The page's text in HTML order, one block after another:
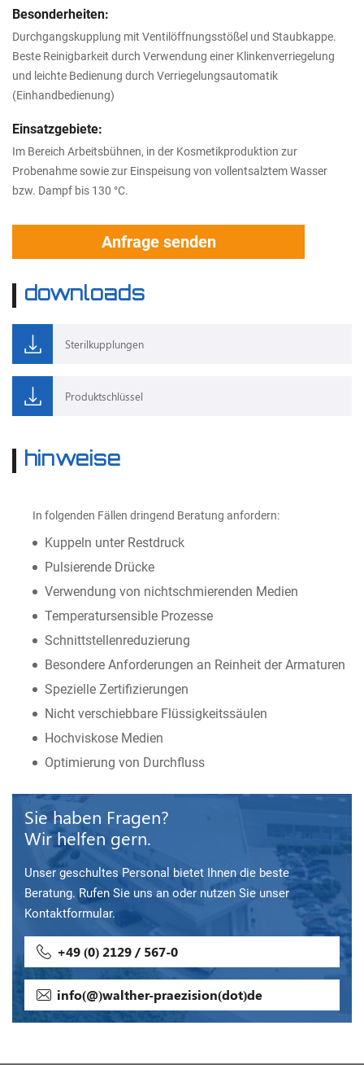
Besonderheiten:
Durchgangskupplung mit Ventilöffnungsstößel und Staubkappe.
Beste Reinigbarkeit durch Verwendung einer Klinkenverriegelung
und leichte Bedienung durch Verriegelungsautomatik
(Einhandbedienung)
Einsatzgebiete:
Im Bereich Arbeitsbühnen, in der Kosmetikproduktion zur
Probenahme sowie zur Einspeisung von vollentsalztem Wasser
bzw. Dampf bis 130 °C.
Anfrage senden
downloads
Sterilkupplungen
Produktschlüssel
hinweise
In folgenden Fällen dringend Beratung anfordern:
Kuppeln unter Restdruck
Pulsierende Drücke
Verwendung von nichtschmierenden Medien
Temperatursensible Prozesse
Schnittstellenreduzierung
Besondere Anforderungen an Reinheit der Armaturen
Spezielle Zertifizierungen
Nicht verschiebbare Flüssigkeitssäulen
Hochviskose Medien
Optimierung von Durchfluss
Sie haben Fragen?
Wir helfen gern.
Unser geschultes Personal bietet Ihnen die beste
Beratung. Rufen Sie uns an oder nutzen Sie unser
Kontaktformular.
+49 (0) 2129 / 567-0
info(@)walther-praezision(dot)de